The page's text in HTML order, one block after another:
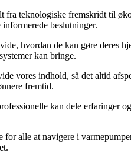
teknologiske fremskridt til
beslutninger.
hvordan de kan gøre
kan bringe.
vores indhold, så det altid
fremtid.
kan dele
alle at navigere i